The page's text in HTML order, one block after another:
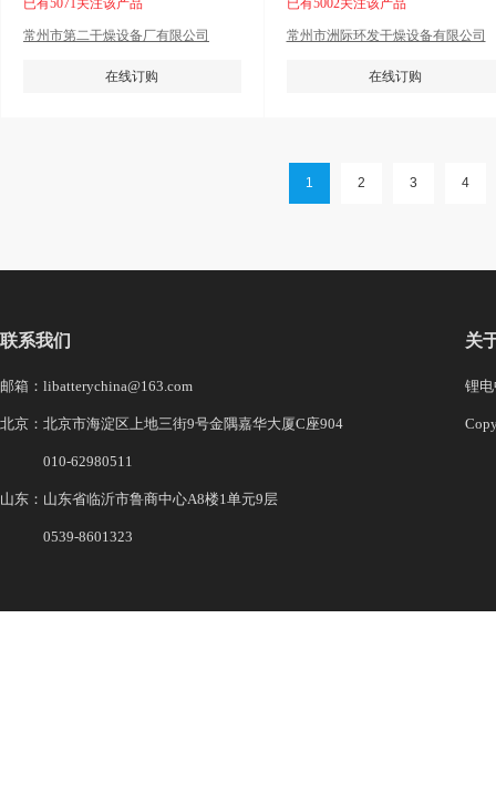
已有5071关注该产品
常州市第二干燥设备厂有限公司
在线订购
已有5002关注该产品
常州市洲际环发干燥设备有限公司
在线订购
1 2 3 4
联系我们
邮箱：libatterychina@163.com
北京：北京市海淀区上地三街9号金隅嘉华大厦C座904
010-62980511
山东：山东省临沂市鲁商中心A8楼1单元9层
0539-8601323
关
锂